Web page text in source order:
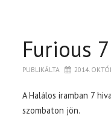
Furious
PUBLIKÁLTA 2014.
A Halálos iramban 7
szombaton jön.